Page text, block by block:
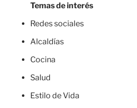
Temas de interés
Redes sociales
Alcaldías
Cocina
Salud
Estilo de Vida